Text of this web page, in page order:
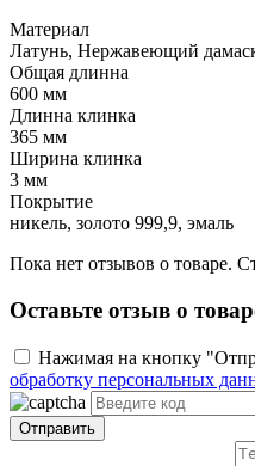
Материал
Латунь, Нержавеющий
Общая длинна
600 мм
Длинна клинка
365 мм
Ширина клинка
3 мм
Покрытие
никель, золото 999,9, эмаль
Пока нет отзывов о товаре.
Оставьте отзыв о
Нажимая на кнопку
обработку персональных
Отправить